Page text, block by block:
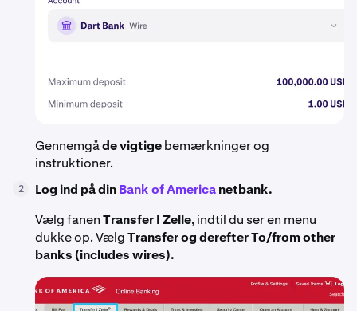
Gennemgåde vigtigebemærkninger og
instruktioner.
2 Log ind på dinBank of Americanetbank.
Vælg fanenTransfer I Zelle, indtil du ser en menu
dukke op. VælgTransfer og derefter To/from other
banks (includes wires).